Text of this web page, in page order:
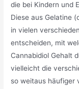
die bei Kindern und
Diese aus Gelatine
in vielen
entscheiden, mit
Cannabidiol Gehalt
vielleicht die
so weitaus häufiger